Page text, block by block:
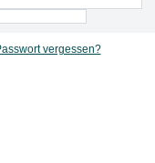
vergessen?